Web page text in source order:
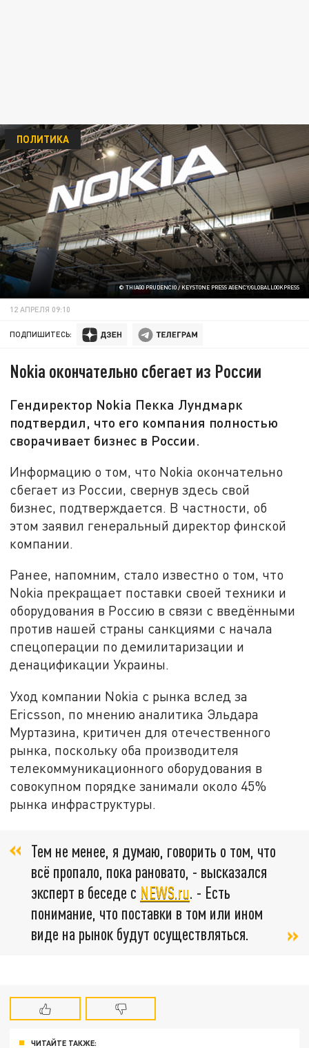
© THIAGO PRUDENCIO / KEYSTONE PRESS AGENCY/GLOBALLOOKPRESS
ПОЛИТИКА
12 АПРЕЛЯ 09:10
ПОДПИШИТЕСЬ:
Nokia окончательно сбегает из России
Гендиректор Nokia Пекка Лундмарк
подтвердил, что его компания полностью
сворачивает бизнес в России.
Информацию о том, что Nokia окончательно
сбегает из России, свернув здесь свой
бизнес, подтверждается. В частности, об
этом заявил генеральный директор финской
компании.
Ранее, напомним, стало известно о том, что
Nokia прекращает поставки своей техники и
оборудования в Россию в связи с введёнными
против нашей страны санкциями с начала
спецоперации по демилитаризации и
денацификации Украины.
Уход компании Nokia с рынка вслед за
Ericsson, по мнению аналитика Эльдара
Муртазина, критичен для отечественного
рынка, поскольку оба производителя
телекоммуникационного оборудования в
совокупном порядке занимали около 45%
рынка инфраструктуры.
Тем не менее, я думаю, говорить о том, что
всё пропало, пока рановато, - высказался
эксперт в беседе с NEWS.ru. - Есть
понимание, что поставки в том или ином
виде на рынок будут осуществляться.
ЧИТАЙТЕ ТАКЖЕ: